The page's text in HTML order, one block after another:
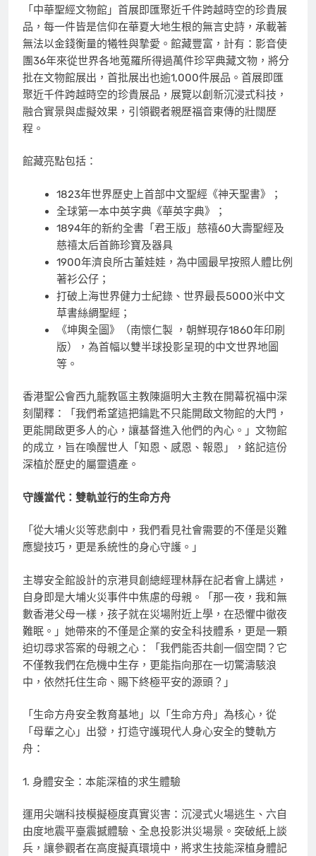
「中華聖經文物館」首展即匯聚近千件跨越時空的珍貴展
品，每一件皆是信仰在華夏大地生根的無言史詩，承載著
無法以金錢衡量的犧牲與摯愛。館藏豐富，計有：影音使
團36年來從世界各地蒐羅所得過萬件珍罕典藏文物，將分
批在文物館展出，首批展出也逾1,000件展品。首展即匯
聚近千件跨越時空的珍貴展品，展覽以創新沉浸式科技，
融合實景與虛擬效果，引領觀者親歷福音東傳的壯闊歷
程。
館藏亮點包括：
1823年世界歷史上首部中文聖經《神天聖書》；
全球第一本中英字典《華英字典》；
1894年的新約全書「君王版」慈禧60大壽聖經及
慈禧太后首飾珍寶及器具
1900年濟良所古董娃娃，為中國最早按照人體比例
著衫公仔；
打破上海世界健力士紀錄、世界最長5000米中文
草書絲綢聖經；
《坤輿全圖》（南懷仁製 ，朝鮮現存1860年印刷
版），為首幅以雙半球投影呈現的中文世界地圖
等。
香港聖公會西九龍教區主教陳謳明大主教在開幕祝福中深
刻闡釋：「我們希望這把鑰匙不只能開啟文物館的大門，
更能開啟更多人的心，讓基督進入他們的內心。」文物館
的成立，旨在喚醒世人「知恩、感恩、報恩」，銘記這份
深植於歷史的屬靈遺產。
守護當代：雙軌並行的生命方舟
「從大埔火災等悲劇中，我們看見社會需要的不僅是災難
應變技巧，更是系統性的身心守護。」
主導安全館設計的京港貝創總經理林靜在記者會上講述，
自身即是大埔火災事件中焦慮的母親。「那一夜，我和無
數香港父母一樣，孩子就在災場附近上學，在恐懼中徹夜
難眠。」她帶來的不僅是企業的安全科技體系，更是一顆
迫切尋求答案的母親之心：「我們能否共創一個空間？它
不僅教我們在危機中生存，更能指向那在一切驚濤駭浪
中，依然托住生命、賜下終極平安的源頭？」
「生命方舟安全教育基地」以「生命方舟」為核心，從
「母輩之心」出發，打造守護現代人身心安全的雙軌方
舟：
1. 身體安全：本能深植的求生體驗
運用尖端科技模擬極度真實災害：沉浸式火場逃生、六自
由度地震平臺震撼體驗、全息投影洪災場景。突破紙上談
兵，讓參觀者在高度擬真環境中，將求生技能深植身體記